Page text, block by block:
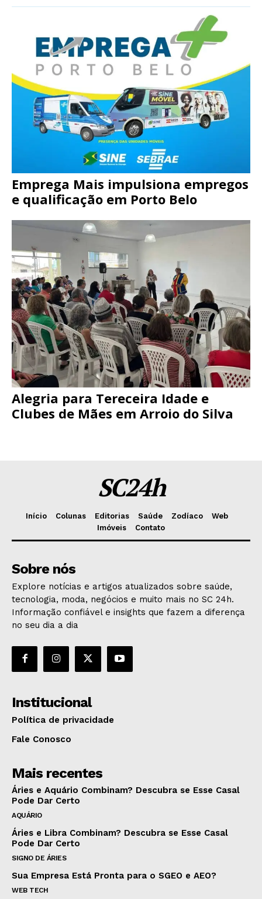
Emprega Mais impulsiona empregos
e qualificação em Porto Belo
Alegria para Tereceira Idade e
Clubes de Mães em Arroio do Silva
SC24h
Início Colunas Editorias Saúde Zodíaco
Web
Imóveis
Contato
Sobre nós
Explore notícias e artigos atualizados sobre saúde,
tecnologia, moda, negócios e muito mais no SC 24h.
Informação confiável e insights que fazem a diferença
no seu dia a dia
Institucional
Política de privacidade
Fale Conosco
Mais recentes
Áries e Aquário Combinam? Descubra se Esse Casal
Pode Dar Certo
AQUÁRIO
Áries e Libra Combinam? Descubra se Esse Casal
Pode Dar Certo
SIGNO DE ÁRIES
Sua Empresa Está Pronta para o SGEO e AEO?
WEB TECH